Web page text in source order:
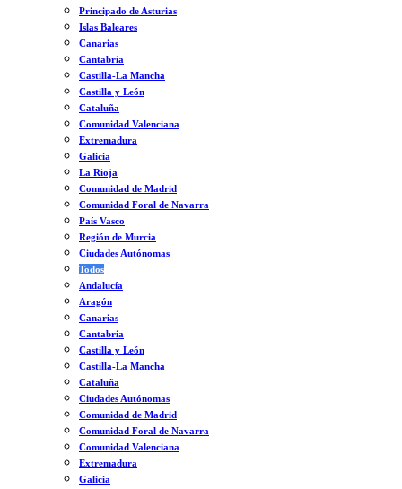
Principado de Asturias
Islas Baleares
Canarias
Cantabria
Castilla-La Mancha
Castilla y León
Cataluña
Comunidad Valenciana
Extremadura
Galicia
La Rioja
Comunidad de Madrid
Comunidad Foral de Navarra
País Vasco
Región de Murcia
Ciudades Autónomas
Todos
Andalucía
Aragón
Canarias
Cantabria
Castilla y León
Castilla-La Mancha
Cataluña
Ciudades Autónomas
Comunidad de Madrid
Comunidad Foral de Navarra
Comunidad Valenciana
Extremadura
Galicia